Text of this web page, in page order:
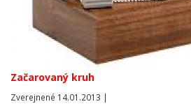
Začarovaný kruh
Zverejnené 14.01.2013 |